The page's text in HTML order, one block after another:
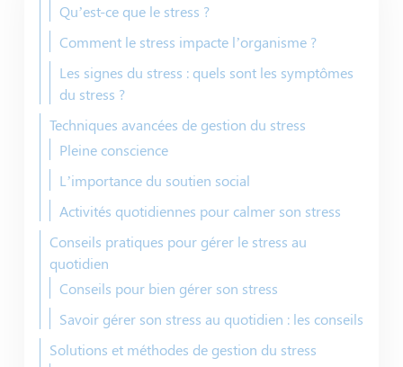
Qu’est-ce que le stress ?
Comment le stress impacte l’organisme ?
Les signes du stress : quels sont les symptômes
du stress ?
Techniques avancées de gestion du stress
Pleine conscience
L’importance du soutien social
Activités quotidiennes pour calmer son stress
Conseils pratiques pour gérer le stress au
quotidien
Conseils pour bien gérer son stress
Savoir gérer son stress au quotidien : les conseils
Solutions et méthodes de gestion du stress